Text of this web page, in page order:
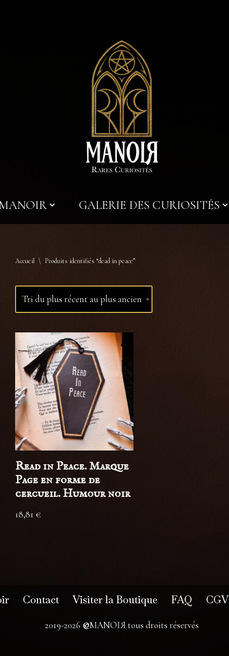
GALERIE DES CURIOSITÉS
Accueil \ Produits identifiés “dead in peace”
Read in Peace. Marque
Page en forme de
cercueil. Humour noir
18,81 €
Contact Visiter la Boutique FAQ CGV
2019-2026 ©MANOIЯ tous droits réservés